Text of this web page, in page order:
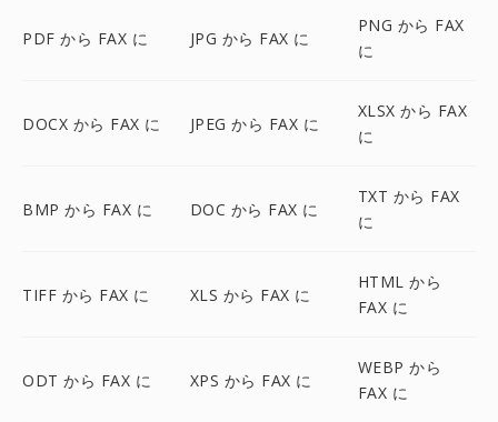
PDF から FAX に JPG から FAX に
PNG から FAX
に
DOCX から FAX に JPEG から FAX に
XLSX から FAX
に
BMP から FAX に DOC から FAX に
TXT から FAX
に
TIFF から FAX に XLS から FAX に
HTML から
FAX に
ODT から FAX に XPS から FAX に
WEBP から
FAX に